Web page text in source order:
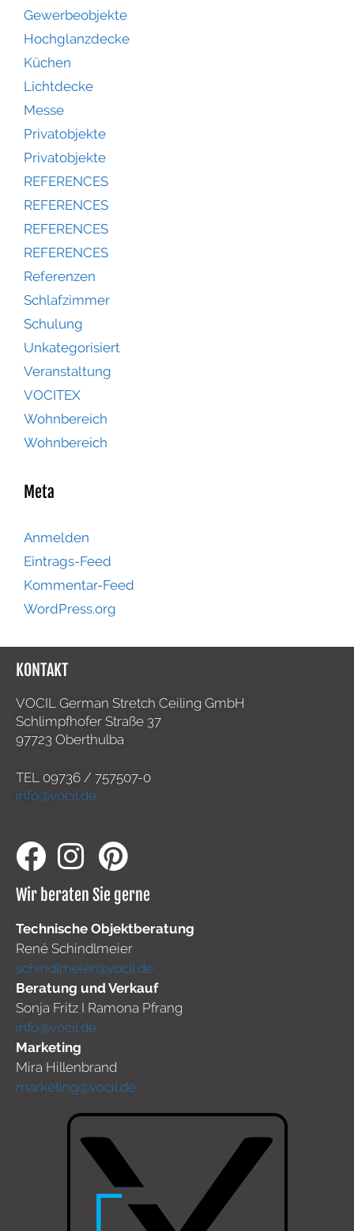
Gewerbeobjekte
Hochglanzdecke
Küchen
Lichtdecke
Messe
Privatobjekte
Privatobjekte
REFERENCES
REFERENCES
REFERENCES
REFERENCES
Referenzen
Schlafzimmer
Schulung
Unkategorisiert
Veranstaltung
VOCITEX
Wohnbereich
Wohnbereich
Meta
Anmelden
Eintrags-Feed
Kommentar-Feed
WordPress.org
KONTAKT
VOCIL German Stretch Ceiling GmbH
Schlimpfhofer Straße 37
97723 Oberthulba
TEL 09736 / 757507-0
info@vocil.de
Wir beraten Sie gerne
Technische Objektberatung
René Schindlmeier
schindlmeier@vocil.de
Beratung und Verkauf
Sonja Fritz I Ramona Pfrang
info@vocil.de
Marketing
Mira Hillenbrand
marketing@vocil.de